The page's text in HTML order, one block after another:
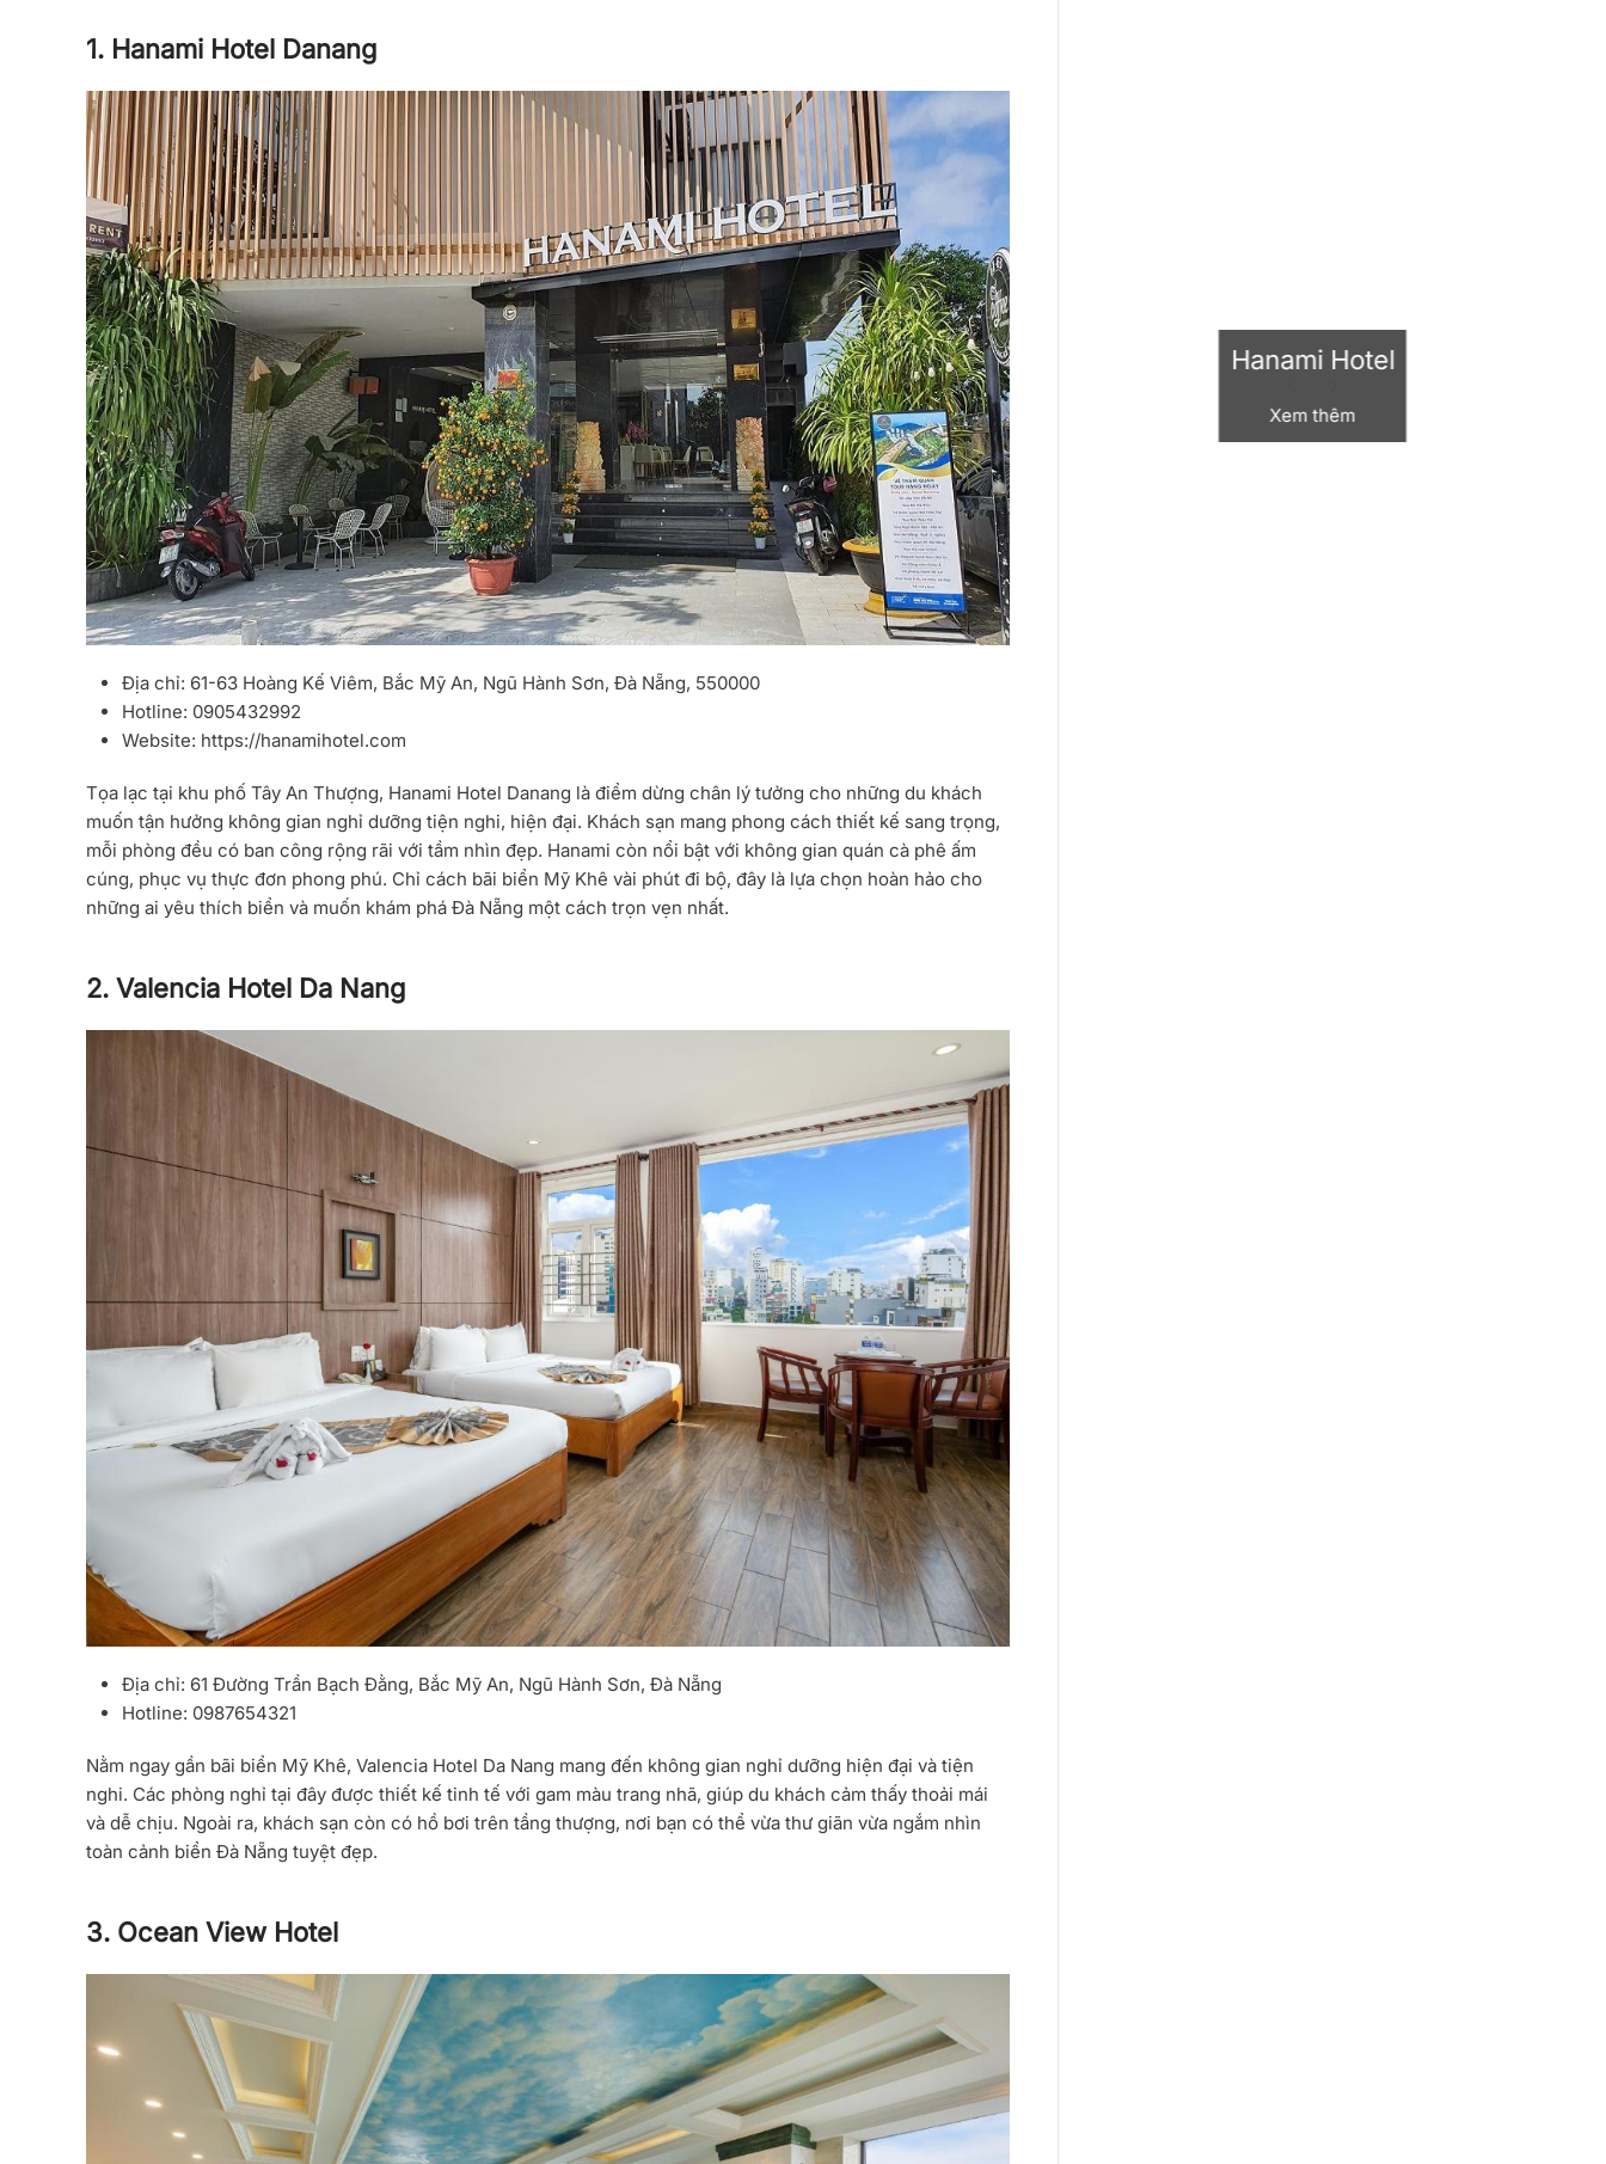
1. Hanami Hotel Danang
Địa chỉ: 61-63 Hoàng Kế Viêm, Bắc Mỹ An, Ngũ Hành Sơn, Đà Nẵng, 550000
Hotline: 0905432992
Website: https://hanamihotel.com
Tọa lạc tại khu phố Tây An Thượng, Hanami Hotel Danang là điểm dừng chân lý tưởng cho những du khách
muốn tận hưởng không gian nghỉ dưỡng tiện nghi, hiện đại. Khách sạn mang phong cách thiết kế sang trọng,
mỗi phòng đều có ban công rộng rãi với tầm nhìn đẹp. Hanami còn nổi bật với không gian quán cà phê ấm
cúng, phục vụ thực đơn phong phú. Chỉ cách bãi biển Mỹ Khê vài phút đi bộ, đây là lựa chọn hoàn hảo cho
những ai yêu thích biển và muốn khám phá Đà Nẵng một cách trọn vẹn nhất.
2. Valencia Hotel Da Nang
Địa chỉ: 61 Đường Trần Bạch Đằng, Bắc Mỹ An, Ngũ Hành Sơn, Đà Nẵng
Hotline: 0987654321
Nằm ngay gần bãi biển Mỹ Khê, Valencia Hotel Da Nang mang đến không gian nghỉ dưỡng hiện đại và tiện
nghi. Các phòng nghỉ tại đây được thiết kế tinh tế với gam màu trang nhã, giúp du khách cảm thấy thoải mái
và dễ chịu. Ngoài ra, khách sạn còn có hồ bơi trên tầng thượng, nơi bạn có thể vừa thư giãn vừa ngắm nhìn
toàn cảnh biển Đà Nẵng tuyệt đẹp.
3. Ocean View Hotel
Sea Light Hotel
Xem thêm
Hanami Hotel
Xem thêm